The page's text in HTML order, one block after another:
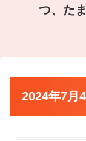
つ、た
2024年7月